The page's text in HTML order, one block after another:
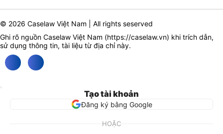
© 2026 Caselaw Việt Nam | All rights seserved
Ghi rõ nguồn Caselaw Việt Nam (https://caselaw.vn) khi trích dẫn,
sử dụng thông tin, tài liệu từ địa chỉ này.
Tạo tài khoản
Đăng ký bằng Google
HOẶC